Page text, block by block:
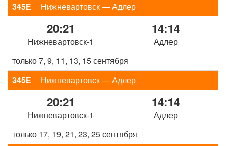
345Е
Нижневартовск — Адлер
20:21
Нижневартовск-1
14:14
Адлер
только 7, 9, 11, 13, 15 сентября
345Е
Нижневартовск — Адлер
20:21
Нижневартовск-1
14:14
Адлер
только 17, 19, 21, 23, 25 сентября